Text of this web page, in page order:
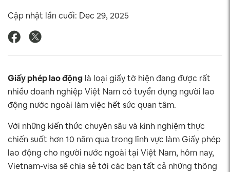
Cập nhật lần cuối: Dec 29, 2025
Giấy phép lao động là loại giấy tờ hiện đang được rất
nhiều doanh nghiệp Việt Nam có tuyển dụng người lao
động nước ngoài làm việc hết sức quan tâm.
Với những kiến thức chuyên sâu và kinh nghiệm thực
chiến suốt hơn 10 năm qua trong lĩnh vực làm Giấy phép
lao động cho người nước ngoài tại Việt Nam, hôm nay,
Vietnam-visa sẽ chia sẻ tới các bạn tất cả những thông